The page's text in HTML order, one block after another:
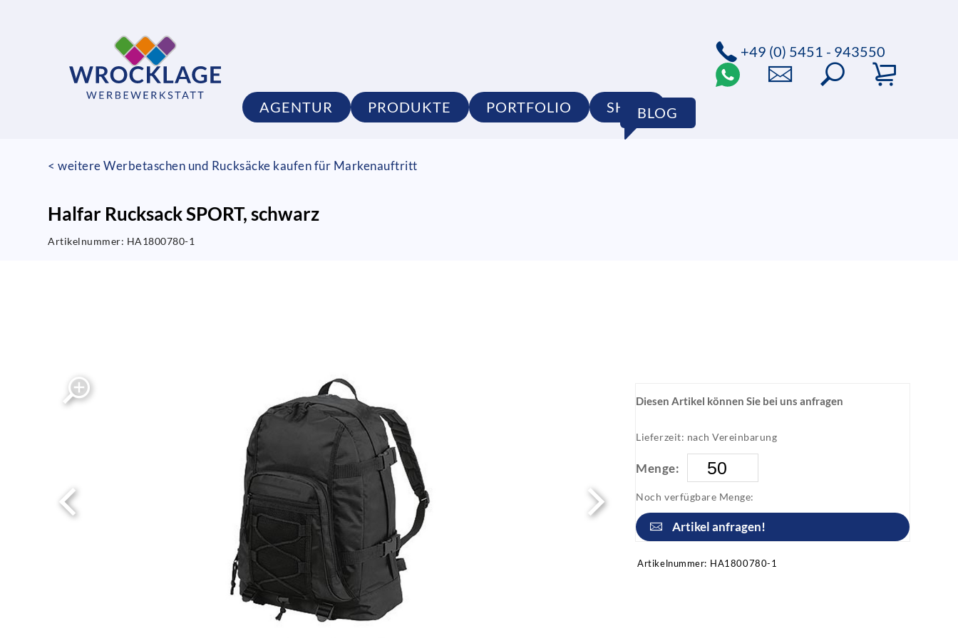
AGENTUR PRODUKTE PORTFOLIO SHOPBLOG
+49 (0) 5451 - 943550
< weitere Werbetaschen und Rucksäcke kaufen für Markenauftritt
Halfar Rucksack SPORT, schwarz
Artikelnummer: HA1800780-1
Diesen Artikel können Sie bei uns anfragen
Lieferzeit: nach Vereinbarung
Menge:
Noch verfügbare Menge:
Artikel anfragen!
Artikelnummer: HA1800780-1